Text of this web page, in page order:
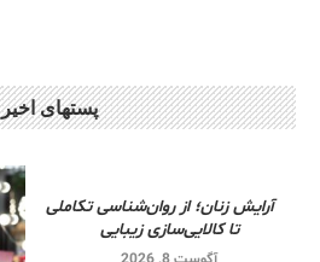
پستهای اخیر
آرایش زنان؛ از روان‌شناسی تکاملی
تا کالایی‌سازی زیبایی